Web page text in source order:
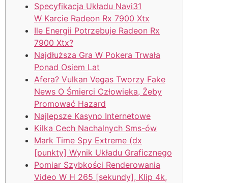
Specyfikacja Układu Navi31
W Karcie Radeon Rx 7900 Xtx
Ile Energii Potrzebuje Radeon Rx
7900 Xtx?
Najdłuższa Gra W Pokera Trwała
Ponad Osiem Lat
Afera? Vulkan Vegas Tworzy Fake
News O Śmierci Człowieka, Żeby
Promować Hazard
Najlepsze Kasyno Internetowe
Kilka Cech Nachalnych Sms-ów
Mark Time Spy Extreme (dx
[punkty] Wynik Układu Graficznego
Pomiar Szybkości Renderowania
Video W H 265 [sekundy], Klip 4k,